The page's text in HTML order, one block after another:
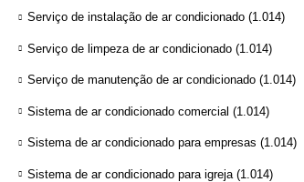
Serviço de instalação de ar condicionado (1.014)
Serviço de limpeza de ar condicionado (1.014)
Serviço de manutenção de ar condicionado (1.014)
Sistema de ar condicionado comercial (1.014)
Sistema de ar condicionado para empresas (1.014)
Sistema de ar condicionado para igreja (1.014)